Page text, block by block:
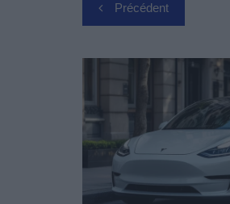
de
l’article
Précédent